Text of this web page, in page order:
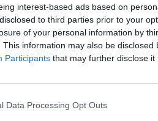
interest-based ads based on
to third parties prior to your
of your personal information by
This information may also be
Participants that may further disclose it
Data Processing Opt Outs
στο παρελθόν. Η κρίση του
την τελευταία
στο χείλος του γκρεμού
της κοινής
γιατί ευρισκόμενο στο
εγκαίρως,
εκ τούτου οι Ηρακλειδείς